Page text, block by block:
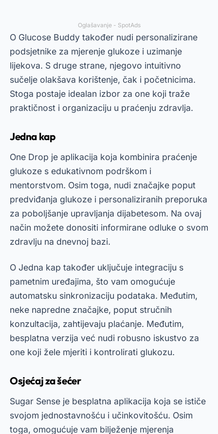
Oglašavanje - SpotAds
O Glucose Buddy također nudi personalizirane
podsjetnike za mjerenje glukoze i uzimanje
lijekova. S druge strane, njegovo intuitivno
sučelje olakšava korištenje, čak i početnicima.
Stoga postaje idealan izbor za one koji traže
praktičnost i organizaciju u praćenju zdravlja.
Jedna kap
One Drop je aplikacija koja kombinira praćenje
glukoze s edukativnom podrškom i
mentorstvom. Osim toga, nudi značajke poput
predviđanja glukoze i personaliziranih preporuka
za poboljšanje upravljanja dijabetesom. Na ovaj
način možete donositi informirane odluke o svom
zdravlju na dnevnoj bazi.
O Jedna kap također uključuje integraciju s
pametnim uređajima, što vam omogućuje
automatsku sinkronizaciju podataka. Međutim,
neke napredne značajke, poput stručnih
konzultacija, zahtijevaju plaćanje. Međutim,
besplatna verzija već nudi robusno iskustvo za
one koji žele mjeriti i kontrolirati glukozu.
Osjećaj za šećer
Sugar Sense je besplatna aplikacija koja se ističe
svojom jednostavnošću i učinkovitošću. Osim
toga, omogućuje vam bilježenje mjerenja